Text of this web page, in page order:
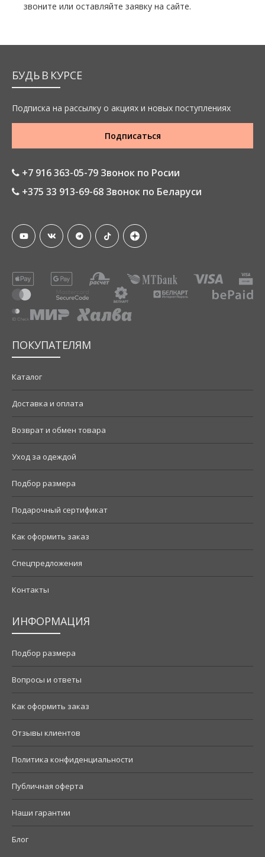
звоните или оставляйте заявку на сайте.
БУДЬ В КУРСЕ
Подписка на рассылку о акциях и новых поступлениях
Подписаться
+7 916 363-05-79 Звонок по Росии
+375 33 913-69-68 Звонок по Беларуси
ПОКУПАТЕЛЯМ
Каталог
Доставка и оплата
Возврат и обмен товара
Уход за одеждой
Подбор размера
Подарочный сертификат
Как оформить заказ
Спецпредложения
Контакты
ИНФОРМАЦИЯ
Подбор размера
Вопросы и ответы
Как оформить заказ
Отзывы клиентов
Политика конфиденциальности
Публичная оферта
Наши гарантии
Блог